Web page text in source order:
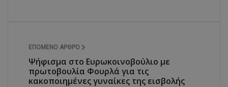
ΕΠΌΜΕΝΟ ΆΡΘΡΟ
Ψήφισμα στο Ευρωκοινοβούλιο με
πρωτοβουλία Φουρλά για τις
κακοποιημένες γυναίκες της εισβολής